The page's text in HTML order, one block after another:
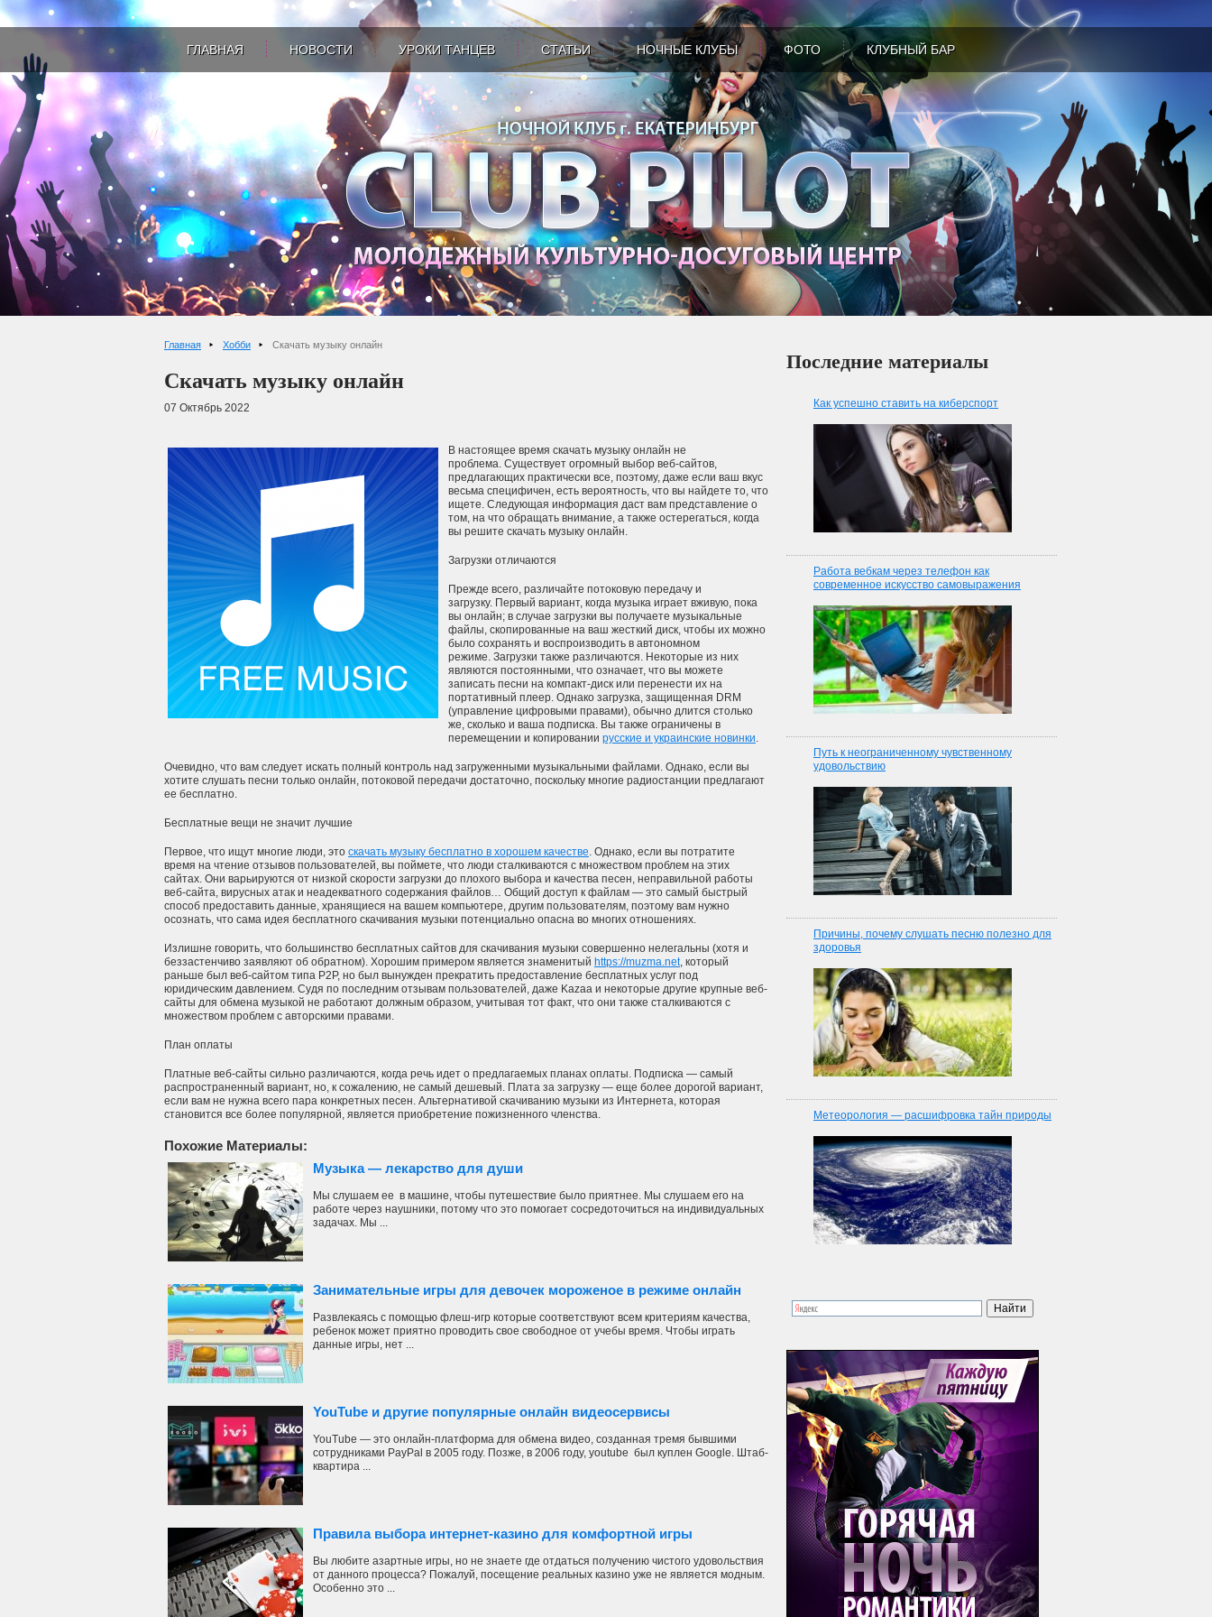
ГЛАВНАЯ НОВОСТИ УРОКИ ТАНЦЕВ СТАТЬИ НОЧНЫЕ КЛУБЫ ФОТО КЛУБНЫЙ БАР
Главная Хобби Скачать музыку онлайн
Скачать музыку онлайн
07 Октябрь 2022
В настоящее время скачать музыку онлайн не
проблема. Существует огромный выбор веб-сайтов,
предлагающих практически все, поэтому, даже если ваш вкус
весьма специфичен, есть вероятность, что вы найдете то, что
ищете. Следующая информация даст вам представление о
том, на что обращать внимание, а также остерегаться, когда
вы решите скачать музыку онлайн.
Загрузки отличаются
Прежде всего, различайте потоковую передачу и
загрузку. Первый вариант, когда музыка играет вживую, пока
вы онлайн; в случае загрузки вы получаете музыкальные
файлы, скопированные на ваш жесткий диск, чтобы их можно
было сохранять и воспроизводить в автономном
режиме. Загрузки также различаются. Некоторые из них
являются постоянными, что означает, что вы можете
записать песни на компакт-диск или перенести их на
портативный плеер. Однако загрузка, защищенная DRM
(управление цифровыми правами), обычно длится столько
же, сколько и ваша подписка. Вы также ограничены в
перемещении и копировании русские и украинские новинки.
Очевидно, что вам следует искать полный контроль над загруженными музыкальными файлами. Однако, если вы
хотите слушать песни только онлайн, потоковой передачи достаточно, поскольку многие радиостанции предлагают
ее бесплатно.
Бесплатные вещи не значит лучшие
Первое, что ищут многие люди, это скачать музыку бесплатно в хорошем качестве. Однако, если вы потратите
время на чтение отзывов пользователей, вы поймете, что люди сталкиваются с множеством проблем на этих
сайтах. Они варьируются от низкой скорости загрузки до плохого выбора и качества песен, неправильной работы
веб-сайта, вирусных атак и неадекватного содержания файлов… Общий доступ к файлам — это самый быстрый
способ предоставить данные, хранящиеся на вашем компьютере, другим пользователям, поэтому вам нужно
осознать, что сама идея бесплатного скачивания музыки потенциально опасна во многих отношениях.
Излишне говорить, что большинство бесплатных сайтов для скачивания музыки совершенно нелегальны (хотя и
беззастенчиво заявляют об обратном). Хорошим примером является знаменитый https://muzma.net, который
раньше был веб-сайтом типа P2P, но был вынужден прекратить предоставление бесплатных услуг под
юридическим давлением. Судя по последним отзывам пользователей, даже Kazaa и некоторые другие крупные веб-
сайты для обмена музыкой не работают должным образом, учитывая тот факт, что они также сталкиваются с
множеством проблем с авторскими правами.
План оплаты
Платные веб-сайты сильно различаются, когда речь идет о предлагаемых планах оплаты. Подписка — самый
распространенный вариант, но, к сожалению, не самый дешевый. Плата за загрузку — еще более дорогой вариант,
если вам не нужна всего пара конкретных песен. Альтернативой скачиванию музыки из Интернета, которая
становится все более популярной, является приобретение пожизненного членства.
Похожие Материалы:
Музыка — лекарство для души
Мы слушаем ее в машине, чтобы путешествие было приятнее. Мы слушаем его на
работе через наушники, потому что это помогает сосредоточиться на индивидуальных
задачах. Мы ...
Занимательные игры для девочек мороженое в режиме онлайн
Развлекаясь с помощью флеш-игр которые соответствуют всем критериям качества,
ребенок может приятно проводить свое свободное от учебы время. Чтобы играть
данные игры, нет ...
YouTube и другие популярные онлайн видеосервисы
YouTube — это онлайн-платформа для обмена видео, созданная тремя бывшими
сотрудниками PayPal в 2005 году. Позже, в 2006 году, youtube был куплен Google. Штаб-
квартира ...
Правила выбора интернет-казино для комфортной игры
Вы любите азартные игры, но не знаете где отдаться получению чистого удовольствия
от данного процесса? Пожалуй, посещение реальных казино уже не является модным.
Особенно это ...
Последние материалы
Как успешно ставить на киберспорт
Работа вебкам через телефон как
современное искусство самовыражения
Путь к неограниченному чувственному
удовольствию
Причины, почему слушать песню полезно для
здоровья
Метеорология — расшифровка тайн природы